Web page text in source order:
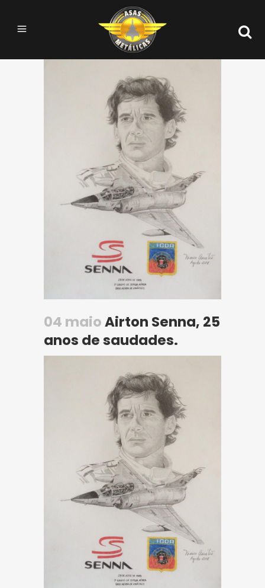
04 maioAirton Senna, 25
anos de saudades.